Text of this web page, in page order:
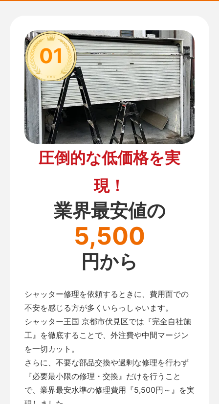
01
圧倒的な低価格を実
現！
業界最安値の
5,500
円から
シャッター修理を依頼するときに、費用面での
不安を感じる方が多くいらっしゃいます。
シャッター王国 京都市伏見区では『完全自社施
工』を徹底することで、外注費や中間マージン
を一切カット。
さらに、不要な部品交換や過剰な修理を行わず
『必要最小限の修理・交換』だけを行うこと
で、業界最安水準の修理費用『5,500円～』を実